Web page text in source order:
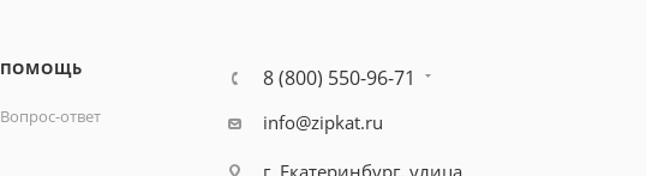
ПОМОЩЬ
Вопрос-ответ
8 (800) 550-96-71
info@zipkat.ru
г. Екатеринбург, улица